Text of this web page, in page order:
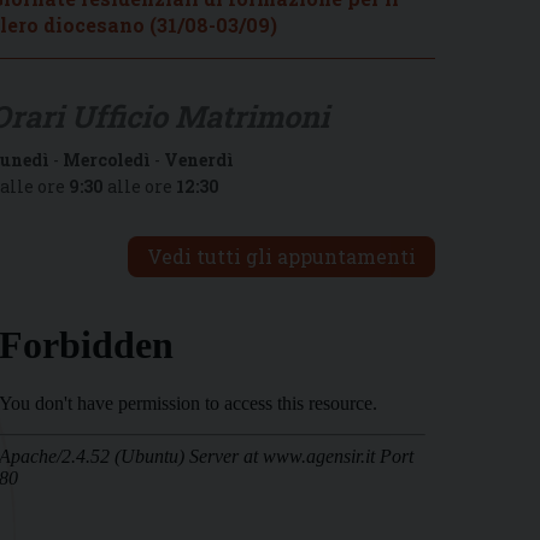
diocesano (31/08-03/09)
- Mercoledì - Venerdì
ore 9:30 alle ore 12:30
Vedi tutti gli appuntamenti